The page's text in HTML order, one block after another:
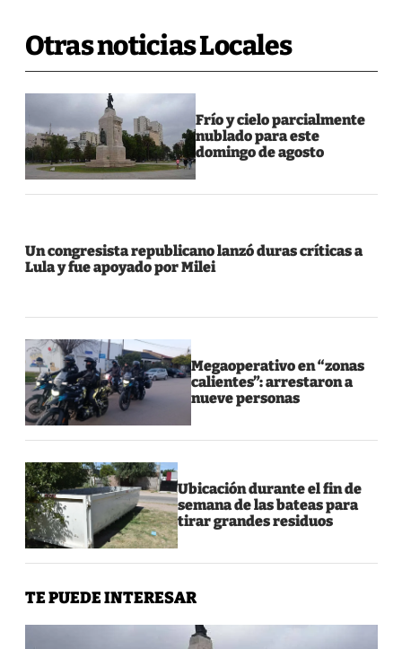
Otras noticias Locales
Frío y cielo parcialmente
nublado para este
domingo de agosto
Un congresista republicano lanzó duras críticas a
Lula y fue apoyado por Milei
Megaoperativo en “zonas
calientes”: arrestaron a
nueve personas
Ubicación durante el fin de
semana de las bateas para
tirar grandes residuos
TE PUEDE INTERESAR